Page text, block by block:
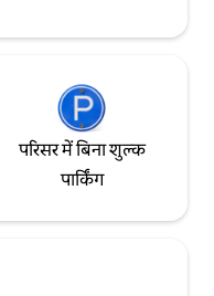
🙏
परिसर में बिना शुल्क
पार्किंग